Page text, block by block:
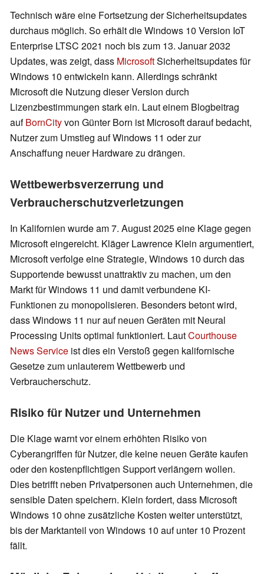
Technisch wäre eine Fortsetzung der Sicherheitsupdates
durchaus möglich. So erhält die Windows 10 Version IoT
Enterprise LTSC 2021 noch bis zum 13. Januar 2032
Updates, was zeigt, dass MicrosoftSicherheitsupdates für
Windows 10 entwickeln kann. Allerdings schränkt
Microsoft die Nutzung dieser Version durch
Lizenzbestimmungen stark ein. Laut einem Blogbeitrag
aufBornCityvon Günter Born ist Microsoft darauf bedacht,
Nutzer zum Umstieg auf Windows 11 oder zur
Anschaffung neuer Hardware zu drängen.
Wettbewerbsverzerrung und
Verbraucherschutzverletzungen
In Kalifornien wurde am 7. August 2025 eine Klage gegen
Microsoft eingereicht. Kläger Lawrence Klein argumentiert,
Microsoft verfolge eine Strategie, Windows 10 durch das
Supportende bewusst unattraktiv zu machen, um den
Markt für Windows 11 und damit verbundene KI-
Funktionen zu monopolisieren. Besonders betont wird,
dass Windows 11 nur auf neuen Geräten mit Neural
Processing Units optimal funktioniert. LautCourthouse
News Service ist dies ein Verstoß gegen kalifornische
Gesetze zum unlauterem Wettbewerb und
Verbraucherschutz.
Risiko für Nutzer und Unternehmen
Die Klage warnt vor einem erhöhten Risiko von
Cyberangriffen für Nutzer, die keine neuen Geräte kaufen
oder den kostenpflichtigen Support verlängern wollen.
Dies betrifft neben Privatpersonen auch Unternehmen, die
sensible Daten speichern. Klein fordert, dass Microsoft
Windows 10 ohne zusätzliche Kosten weiter unterstützt,
bis der Marktanteil von Windows 10 auf unter 10 Prozent
fällt.